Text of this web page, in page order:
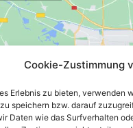
Cookie-Zustimmung
Erlebnis zu bieten, verwenden
speichern bzw. darauf
Daten wie das Surfverhalten